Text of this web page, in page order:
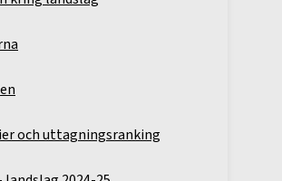
och uttagningsranking